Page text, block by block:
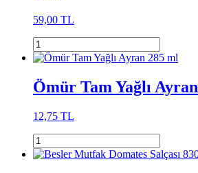
59,00 TL
Ömür Tam Yağlı
12,75 TL